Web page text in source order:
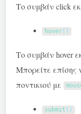
Το συμβάν click
hover( )
Το συμβάν hover
Μπορείτε επίσης
ποντικιού με
submit ( )